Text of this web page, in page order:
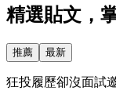
精選貼文，
推薦 最新
狂投履歷卻沒面試